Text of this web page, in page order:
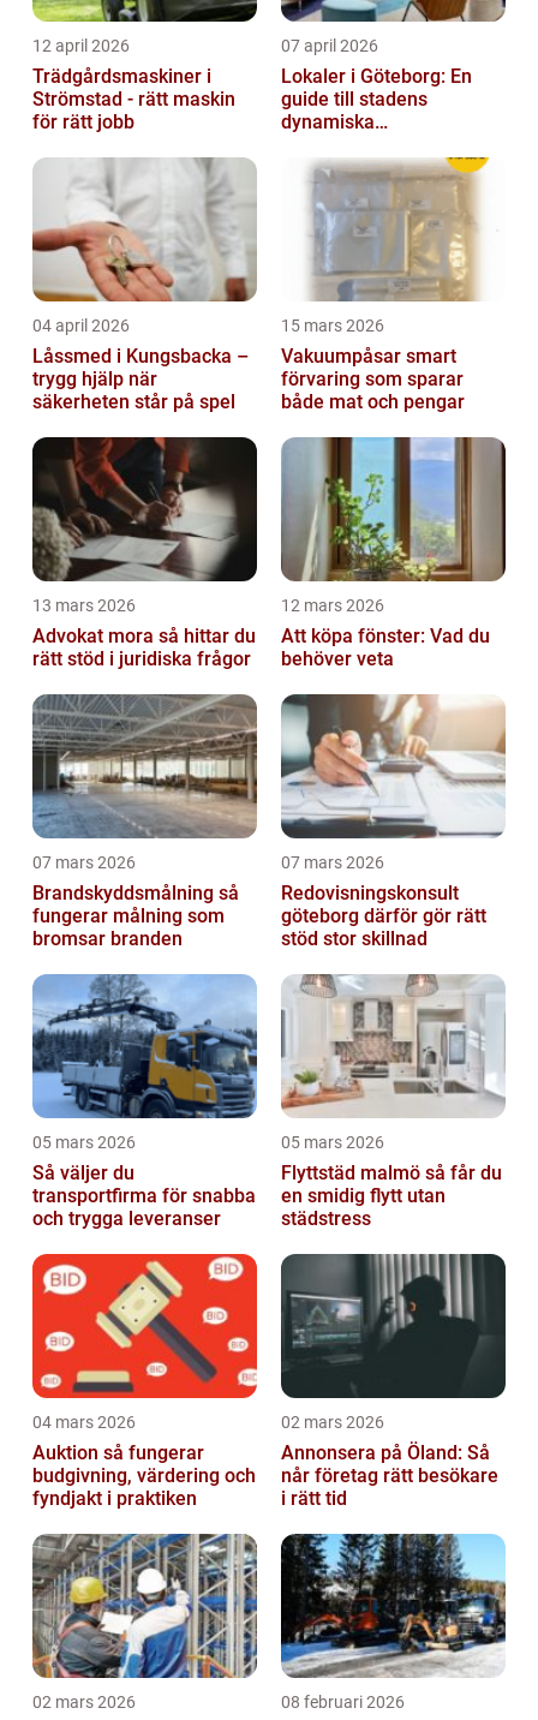
12 april 2026
Trädgårdsmaskiner i
Strömstad - rätt maskin
för rätt jobb
07 april 2026
Lokaler i Göteborg: En
guide till stadens
dynamiska
04 april 2026
Låssmed i Kungsbacka –
trygg hjälp när
säkerheten står på spel
15 mars 2026
Vakuumpåsar smart
förvaring som sparar
både mat och pengar
13 mars 2026
Advokat mora så hittar du
rätt stöd i juridiska frågor
12 mars 2026
Att köpa fönster: Vad du
behöver veta
07 mars 2026
Brandskyddsmålning så
fungerar målning som
bromsar branden
07 mars 2026
Redovisningskonsult
göteborg därför gör rätt
stöd stor skillnad
05 mars 2026
Så väljer du
transportfirma för snabba
och trygga leveranser
05 mars 2026
Flyttstäd malmö så får du
en smidig flytt utan
städstress
04 mars 2026
Auktion så fungerar
budgivning, värdering och
fyndjakt i praktiken
02 mars 2026
Annonsera på Öland: Så
når företag rätt besökare
i rätt tid
02 mars 2026 08 februari 2026